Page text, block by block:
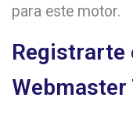
para este motor.
Registrarte
Webmaster